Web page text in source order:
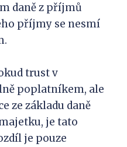
daně z příjmů
příjmy se nesmí
trust v
poplatníkem, ale
ze základu daně
je tato
je pouze